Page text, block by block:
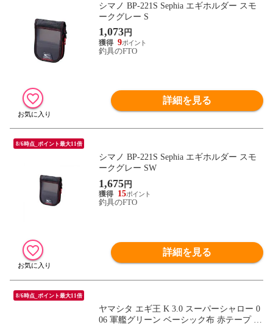
シマノ BP-221S Sephia エギホルダー スモ
ークグレー S
1,073円
9
釣具のFTO
詳細を見る
8/6時点_ポイント最大11倍
シマノ BP-221S Sephia エギホルダー スモ
ークグレー SW
1,675円
15
釣具のFTO
詳細を見る
8/6時点_ポイント最大11倍
ヤマシタ エギ王 K 3.0 スーパーシャロー 0
06 軍艦グリーン ベーシック布 赤テープ /